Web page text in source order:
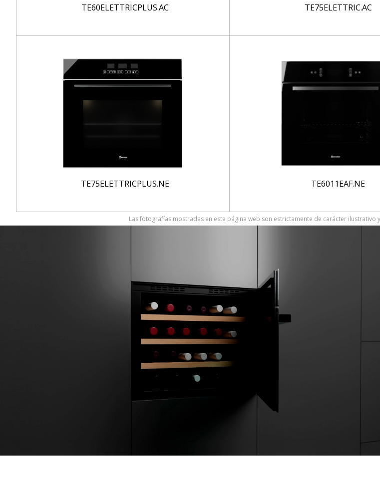
TE60ELETTRICPLUS.AC TE75ELETTRIC.AC
TE75ELETTRICPLUS.NE TE6011EAF.NE
Las fotografías mostradas en esta página web son estrictamente de carácter